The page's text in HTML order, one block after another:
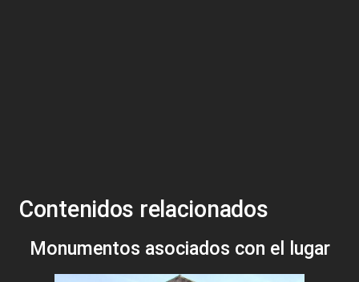
Contenidos relacionados
Monumentos asociados con el lugar